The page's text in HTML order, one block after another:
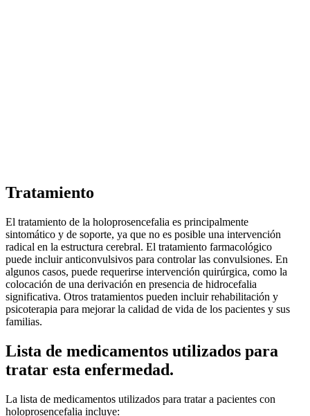
Tratamiento
El tratamiento de la holoprosencefalia es principalmente
sintomático y de soporte, ya que no es posible una intervención
radical en la estructura cerebral. El tratamiento farmacológico
puede incluir anticonvulsivos para controlar las convulsiones. En
algunos casos, puede requerirse intervención quirúrgica, como la
colocación de una derivación en presencia de hidrocefalia
significativa. Otros tratamientos pueden incluir rehabilitación y
psicoterapia para mejorar la calidad de vida de los pacientes y sus
familias.
Lista de medicamentos utilizados para
tratar esta enfermedad.
La lista de medicamentos utilizados para tratar a pacientes con
holoprosencefalia incluye: